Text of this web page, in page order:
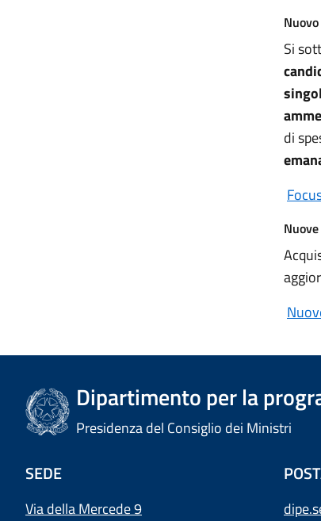
Si
di
Dipartimento per la
Presidenza del Consiglio dei Ministri
SEDE
Via della Mercede 9